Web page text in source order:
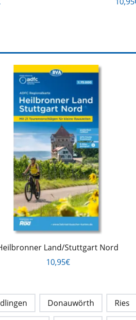
Land/Stuttgart Nord
10,95€
Donauwörth Ries